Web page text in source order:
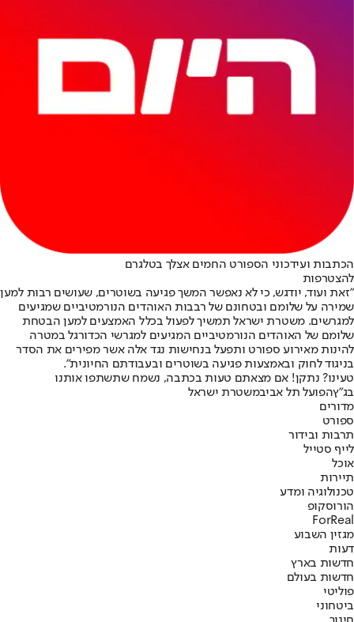
הכתבות ועידכוני הספורט החמים אצלך בטלגרם
להצטרפות
"זאת ועוד, יודגש, כי לא נאפשר המשך פגיעה בשוטרים, שעושים רבות למען
שמירה על שלומם ובטחונם של רבבות האוהדים הנורמטיביים שמגיעים
למגרשים. משטרת ישראל תמשיך לפעול בכלל האמצעים למען הבטחת
שלומם של האוהדים הנורמטיביים המגיעים למגרשי הכדורגל במטרה
להינות מאירוע ספורט ותפעל בנחישות נגד אלה אשר מפירים את הסדר
בניגוד לחוק ובאמצעות פגיעה בשוטרים ובעבודתם החיונית".
טעינו? נתקן! אם מצאתם טעות בכתבה, נשמח שתשתפו אותנו
בג"ץהפועל תל אביבמשטרת ישראל
מדורים
ספורט
תרבות ובידור
לייף סטייל
אוכל
תיירות
טכנולוגיה ומדע
הורוסקופ
ForReal
מגזין השבוע
דעות
חדשות בארץ
חדשות בעולם
פוליטי
ביטחוני